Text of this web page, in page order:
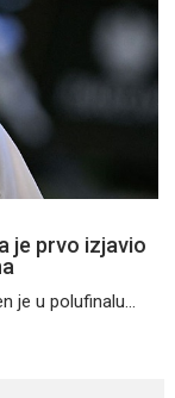
je prvo izjavio
je u polufinalu...